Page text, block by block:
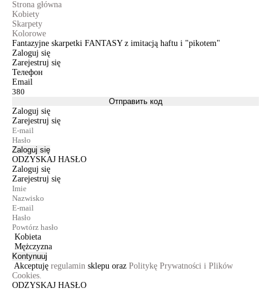
Strona główna
Kobiety
Skarpety
Kolorowe
Fantazyjne skarpetki FANTASY z imitacją haftu i "pikotem"
Zaloguj się
Zarejestruj się
Телефон
Email
Отправить код
Zaloguj się
Zarejestruj się
Zaloguj się
ODZYSKAJ HASŁO
Zaloguj się
Zarejestruj się
Kobieta
Mężczyzna
Kontynuuj
Akceptuję regulamin sklepu oraz Politykę Prywatności i Plików
Cookies.
ODZYSKAJ HASŁO